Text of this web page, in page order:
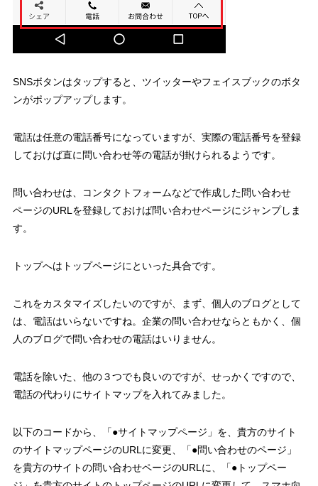
SNSボタンはタップすると、ツイッターやフェイスブックのボタ
ンがポップアップします。
電話は任意の電話番号になっていますが、実際の電話番号を登録
しておけば直に問い合わせ等の電話が掛けられるようです。
問い合わせは、コンタクトフォームなどで作成した問い合わせ
ページのURLを登録しておけば問い合わせページにジャンプしま
す。
トップへはトップページにといった具合です。
これをカスタマイズしたいのですが、まず、個人のブログとして
は、電話はいらないですね。企業の問い合わせならともかく、個
人のブログで問い合わせの電話はいりません。
電話を除いた、他の３つでも良いのですが、せっかくですので、
電話の代わりにサイトマップを入れてみました。
以下のコードから、「●サイトマップページ」を、貴方のサイト
のサイトマップページのURLに変更、「●問い合わせのページ」
を貴方のサイトの問い合わせページのURLに、「●トップペー